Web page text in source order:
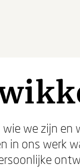
we zijn en
in ons werk